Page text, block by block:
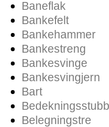
Baneflak
Bankefelt
Bankehammer
Bankestreng
Bankesvinge
Bankesvingjern
Bart
Bedekningsstubb
Belegningstre